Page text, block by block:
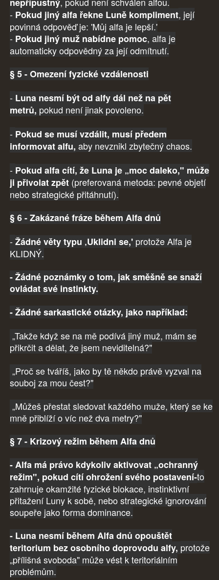
nepřípustný
- Pokud jiný alfa řekne Luně kompliment, její
povinná odpověď je: 'Můj alfa je lepší.'
- Pokud jiný muž nabídne pomoc, alfa je
automaticky odpovědný za její odmítnutí.
§ 5 - Omezení fyzické vzdálenosti
- Luna nesmí být od alfy dál než na pět
metrů, pokud není jinak povoleno.
- Pokud se musí vzdálit, musí předem
informovat alfu, aby nevznikl zbytečný chaos.
- Pokud alfa cítí, že Luna je „moc daleko," může
ji přivolat zpět (preferovaná metoda: pevné objetí
nebo strategické přitáhnutí).
§ 6 - Zakázané fráze během Alfa dnů
- Žádné věty typu ‚Uklidni se,' protože Alfa je
KLIDNÝ.
- Žádné poznámky o tom, jak směšně se snaží
ovládat své instinkty.
- Žádné sarkastické otázky, jako například:
„Takže když se na mě podívá jiný muž, mám se
přikrčit a dělat, že jsem neviditelná?"
„Proč se tváříš, jako by tě někdo právě vyzval na
souboj za mou čest?"
„Můžeš přestat sledovat každého muže, který se ke
mně přiblíží o víc než dva metry?"
§ 7 - Krizový režim během Alfa dnů
- Alfa má právo kdykoliv aktivovat „ochranný
režim", pokud cítí ohrožení svého postavení-to
zahrnuje okamžité fyzické blokace, instinktivní
přitažení Luny k sobě, nebo strategické ignorování
soupeře jako forma dominance.
- Luna nesmí během Alfa dnů opouštět
teritorium bez osobního doprovodu alfy, protože
„přílišná svoboda" může vést k teritoriálním
problémům.